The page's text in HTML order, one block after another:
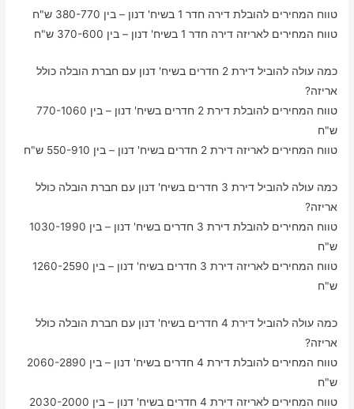
טווח המחירים להובלת דירה חדר 1 בשיח' דנון – בין 380-770 ש"ח
טווח המחירים לאריזה דירה חדר 1 בשיח' דנון – בין 370-600 ש"ח
כמה עולה להוביל דירת 2 חדרים בשיח' דנון עם חברת הובלה כולל
אריזה?
טווח המחירים להובלת דירת 2 חדרים בשיח' דנון – בין 770-1060
ש"ח
טווח המחירים לאריזה דירת 2 חדרים בשיח' דנון – בין 550-910 ש"ח
כמה עולה להוביל דירת 3 חדרים בשיח' דנון עם חברת הובלה כולל
אריזה?
טווח המחירים להובלת דירת 3 חדרים בשיח' דנון – בין 1030-1990
ש"ח
טווח המחירים לאריזה דירת 3 חדרים בשיח' דנון – בין 1260-2590
ש"ח
כמה עולה להוביל דירת 4 חדרים בשיח' דנון עם חברת הובלה כולל
אריזה?
טווח המחירים להובלת דירת 4 חדרים בשיח' דנון – בין 2060-2890
ש"ח
טווח המחירים לאריזה דירת 4 חדרים בשיח' דנון – בין 2030-2000